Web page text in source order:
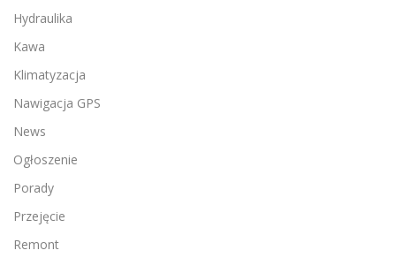
Hydraulika
Kawa
Klimatyzacja
Nawigacja GPS
News
Ogłoszenie
Porady
Przejęcie
Remont